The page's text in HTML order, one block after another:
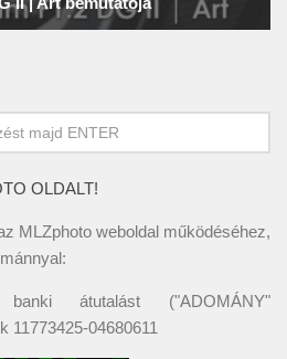
OLDALT!
MLZphoto weboldal működéséhez,
átutalást ("ADOMÁNY"
11773425-04680611